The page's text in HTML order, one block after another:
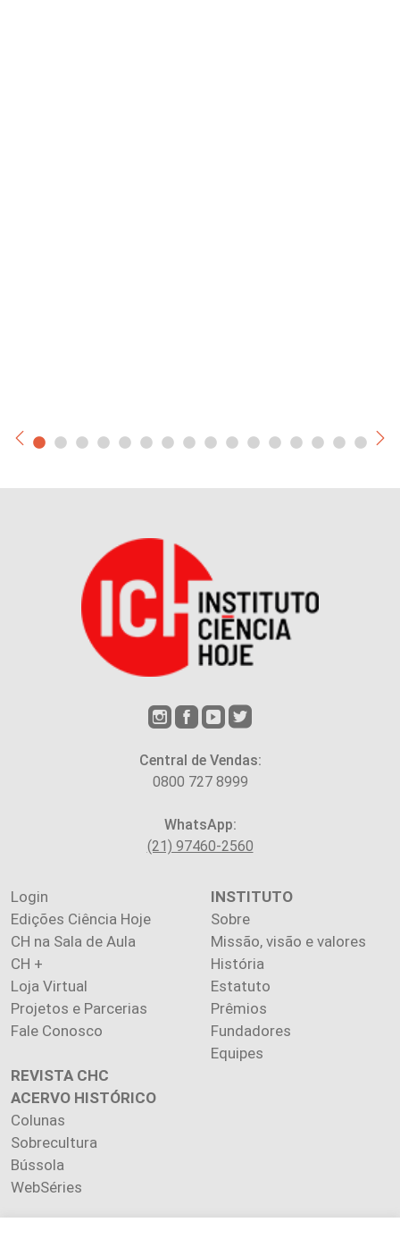
Central de Vendas:
0800 727 8999
WhatsApp:
(21) 97460-2560
Login
Edições Ciência Hoje
CH na Sala de Aula
CH +
Loja Virtual
Projetos e Parcerias
Fale Conosco
INSTITUTO
Sobre
Missão, visão e valores
História
Estatuto
Prêmios
Fundadores
Equipes
REVISTA CHC
ACERVO HISTÓRICO
Colunas
Sobrecultura
Bússola
WebSéries